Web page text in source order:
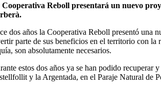
Reboll presentará un nuevo
dos años la Cooperativa Reboll presentó una
parte de sus beneficios en el territorio con la
son absolutamente necesarios.
estos dos años ya se han podido recuperar
y la Argentada, en el Paraje Natural de